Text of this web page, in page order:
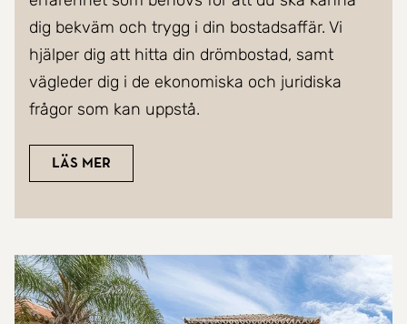
dig bekväm och trygg i din bostadsaffär. Vi
hjälper dig att hitta din drömbostad, samt
vägleder dig i de ekonomiska och juridiska
frågor som kan uppstå.
Läs mer